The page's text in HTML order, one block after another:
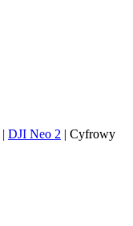
| DJI Neo 2 | Cyfrowy